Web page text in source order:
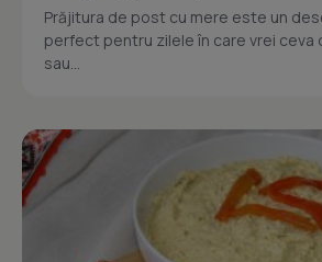
Prăjitura de post cu mere este un
perfect pentru zilele în care vrei ceva
sau...